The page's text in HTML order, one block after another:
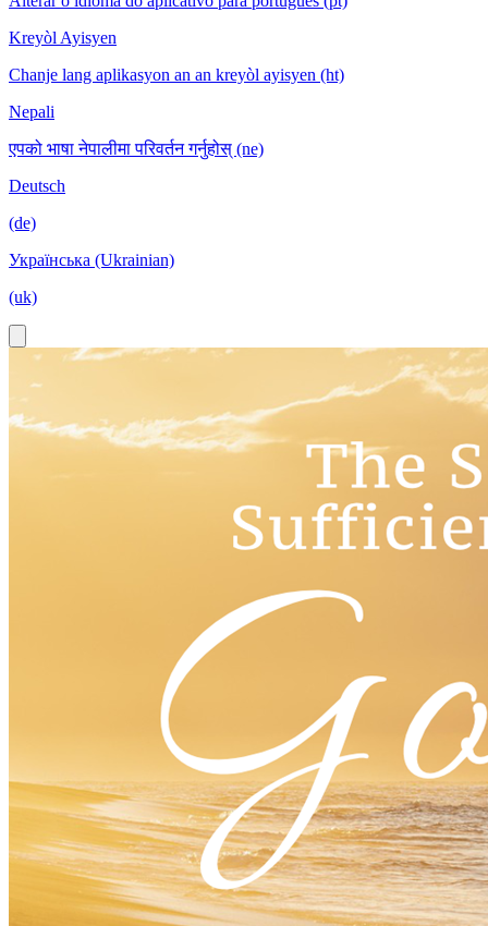
Kreyòl Ayisyen
Chanje lang aplikasyon an an kreyòl ayisyen (ht)
Nepali
एपको भाषा नेपालीमा परिवर्तन गर्नुहोस् (ne)
Deutsch
(de)
Українська (Ukrainian)
(uk)